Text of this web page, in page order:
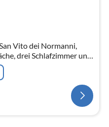
Vito dei Normanni,
drei Schlafzimmer und